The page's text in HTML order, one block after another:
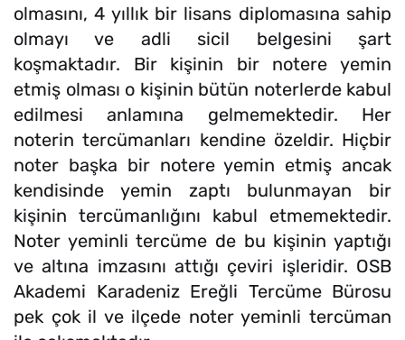
olmasını, 4 yıllık bir lisans diplomasına sahip
olmayı ve adli sicil belgesini şart
koşmaktadır. Bir kişinin bir notere yemin
etmiş olması o kişinin bütün noterlerde kabul
edilmesi anlamına gelmemektedir. Her
noterin tercümanları kendine özeldir. Hiçbir
noter başka bir notere yemin etmiş ancak
kendisinde yemin zaptı bulunmayan bir
kişinin tercümanlığını kabul etmemektedir.
Noter yeminli tercüme de bu kişinin yaptığı
ve altına imzasını attığı çeviri işleridir. OSB
Akademi Karadeniz Ereğli Tercüme Bürosu
pek çok il ve ilçede noter yeminli tercüman